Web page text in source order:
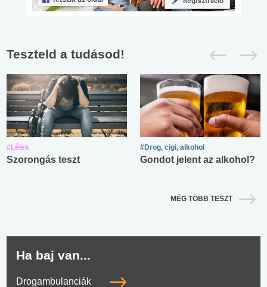
Teszteld a tudásod!
#Lélek
Szorongás teszt
#Drog, cigi, alkohol
Gondot jelent az alkohol?
MÉG TÖBB TESZT
Ha baj van...
Drogambulanciák